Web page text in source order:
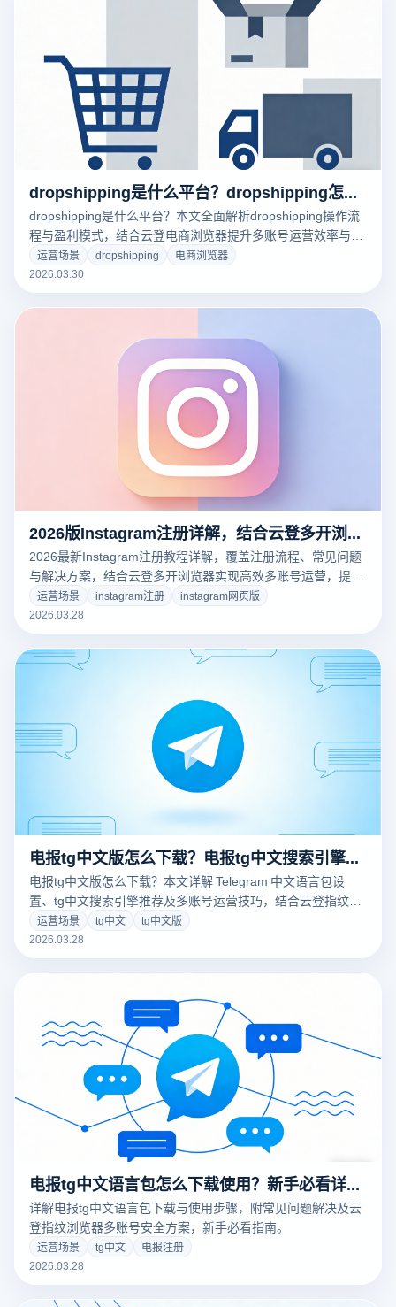
dropshipping是什么平台？dropshipping怎么操作？
dropshipping是什么平台？本文全面解析dropshipping操作流
程与盈利模式，结合云登电商浏览器提升多账号运营效率与安
全性，新手快速入门必看。
运营场景 dropshipping
电商浏览器
2026.03.30
2026版Instagram注册详解，结合云登多开浏览器提升效率
2026最新Instagram注册教程详解，覆盖注册流程、常见问题
与解决方案，结合云登多开浏览器实现高效多账号运营，提升
注册成功率与账号安全性。
运营场景 instagram注册
instagram网页版
2026.03.28
电报tg中文版怎么下载？电报tg中文搜索引擎推荐
电报tg中文版怎么下载？本文详解 Telegram 中文语言包设
置、tg中文搜索引擎推荐及多账号运营技巧，结合云登指纹浏
览器提升账号安全与效率，适合新手与跨境用户。
运营场景 tg中文
tg中文版
2026.03.28
电报tg中文语言包怎么下载使用？新手必看详细步骤与常见问题解决
详解电报tg中文语言包下载与使用步骤，附常见问题解决及云
登指纹浏览器多账号安全方案，新手必看指南。
运营场景 tg中文
电报注册
2026.03.28